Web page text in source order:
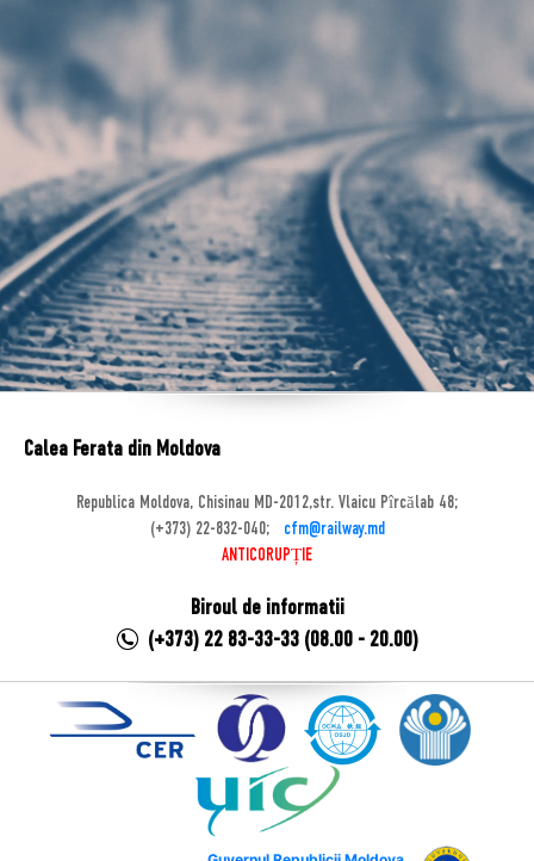
Calea Ferata din Moldova
Republica Moldova, Chisinau MD-2012,str. Vlaicu Pîrcălab 48;
(+373) 22-832-040;
cfm@railway.md
ANTICORUPȚIE
Biroul de informatii
(+373) 22 83-33-33 (08.00 - 20.00)